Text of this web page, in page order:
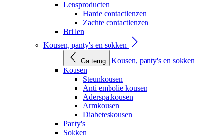
Lensproducten
Harde contactlenzen
Zachte contactlenzen
Brillen
Kousen, panty's en sokken
Ga terug
Kousen, panty's en sokken
Kousen
Steunkousen
Anti embolie kousen
Aderspatkousen
Armkousen
Diabeteskousen
Panty's
Sokken